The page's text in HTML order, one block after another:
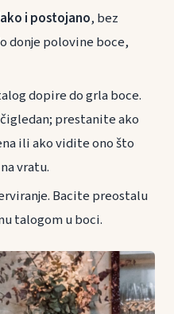
i postojano, bez
donje polovine boce,
dopire do grla boce.
prestanite ako
ili ako vidite ono što
vratu.
Bacite preostalu
talogom u boci.